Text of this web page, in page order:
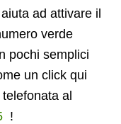
ad attivare il
verde
pochi semplici
un click qui
al
!